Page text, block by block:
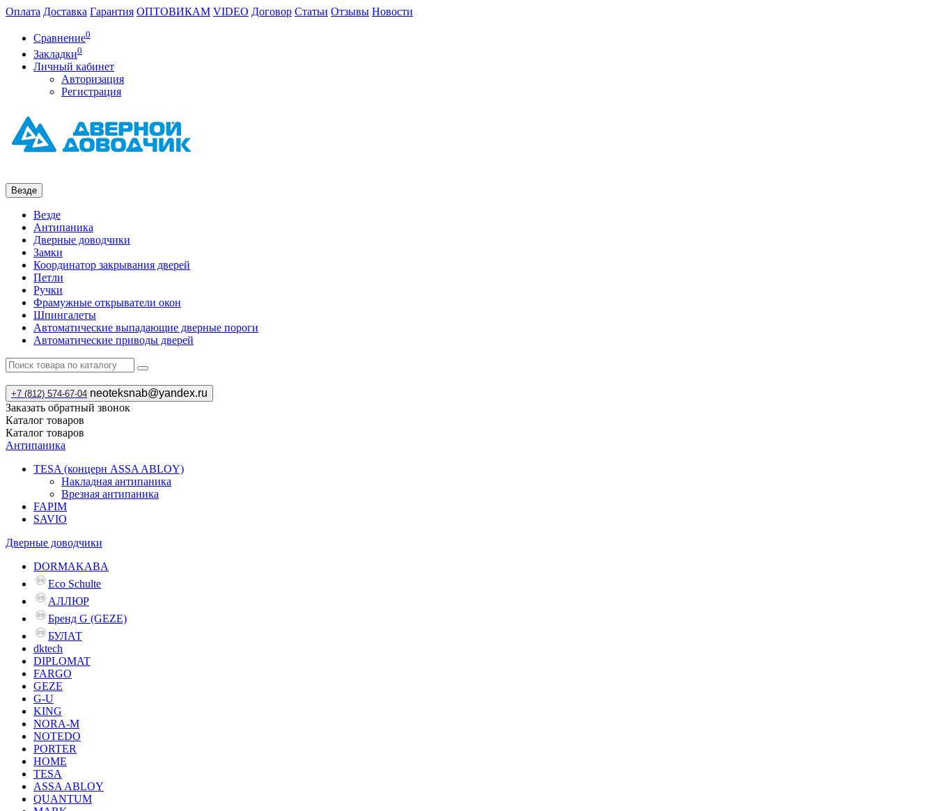
Оплата Доставка Гарантия ОПТОВИКАМ VIDEO Договор Статьи Отзывы Новости
Сравнение0
Закладки0
Личный кабинет
Авторизация
Регистрация
Везде
Везде
Антипаника
Дверные доводчики
Замки
Координатор закрывания дверей
Петли
Ручки
Фрамужные открыватели окон
Шпингалеты
Автоматические выпадающие дверные пороги
Автоматические приводы дверей
+7 (812) 574-67-04 neoteksnab@yandex.ru
Заказать обратный звонок
Каталог товаров
Каталог товаров
Антипаника
TESA (концерн ASSA ABLOY)
Накладная антипаника
Врезная антипаника
FAPIM
SAVIO
Дверные доводчики
DORMAKABA
Eco Schulte
АЛЛЮР
Бренд G (GEZE)
БУЛАТ
dktech
DIPLOMAT
FARGO
GEZE
G-U
KING
NORA-M
NOTEDO
PORTER
HOME
TESA
ASSA ABLOY
QUANTUM